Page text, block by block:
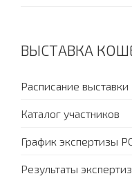
ВЫСТАВКА
Расписание выставки
Каталог участников
График экспертизы
Результаты